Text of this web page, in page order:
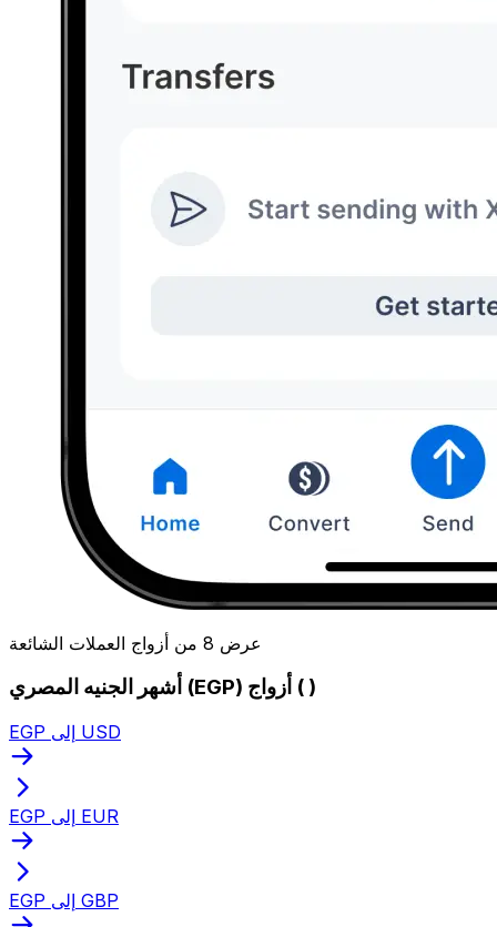
عرض 8 من أزواج العملات الشائعة
أشهر الجنيه المصري (EGP) أزواج ( )
EGP إلى USD
EGP إلى EUR
EGP إلى GBP